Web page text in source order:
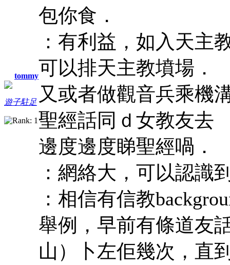
tommy
遊子駐足
包你食．
：有利益，如入天主
可以排天主教墳場
又或者做觀音兵乘機
聖經話同ｄ女教友
邊度邊度睇聖經喎
：網絡大，可以認
：相信有信教
舉例，早前有條道友
山）卜左佢幾次，直